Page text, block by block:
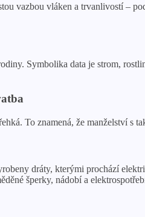
vazbou vláken a trvanlivostí –
Symbolika data je strom,
To znamená, že manželství s
dráty, kterými prochází
šperky, nádobí a